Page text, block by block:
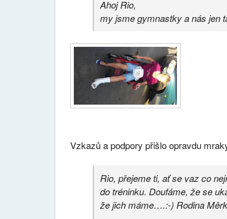
Ahoj Rio,
my jsme gymnastky a nás jen
Vzkazů a podpory přišlo opravdu
Rio, přejeme ti, ať se vaz co
do tréninku. Doufáme, že se
že jich máme….:-) Rodina